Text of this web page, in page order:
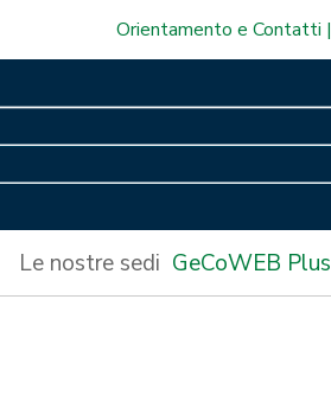
Orientamento e Contatti
Le nostre sedi GeCoWEB Plus